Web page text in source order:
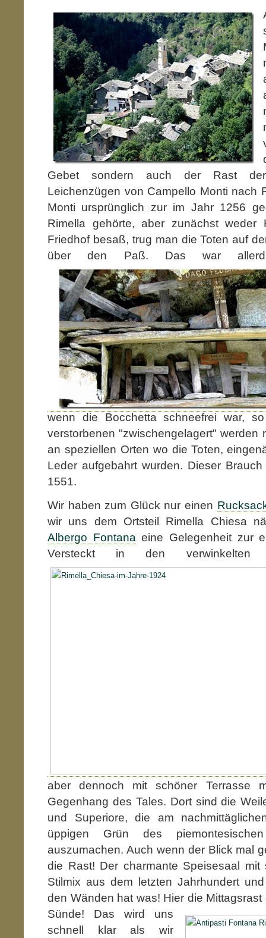
Gebet sondern auch der Rast
Leichenzügen von Campello Monti nach
Monti ursprünglich zur im Jahr 1256
Rimella gehörte, aber zunächst weder
Friedhof besaß, trug man die Toten auf
über den Paß. Das war
wenn die Bocchetta schneefrei war,
verstorbenen "zwischengelagert" werden
an speziellen Orten wo die Toten,
Leder aufgebahrt wurden. Dieser
1551.
Wir haben zum Glück nur einen
wir uns dem Ortsteil Rimella Chiesa
Albergo Fontana eine Gelegenheit zur
Versteckt in den verwinkelten
aber dennoch mit schöner Terrasse
Gegenhang des Tales. Dort sind die
und Superiore, die am
üppigen Grün des
auszumachen. Auch wenn der Blick mal
die Rast! Der charmante Speisesaal mit
Stilmix aus dem letzten Jahrhundert
den Wänden hat was! Hier die
Sünde! Das wird uns
schnell klar als wir